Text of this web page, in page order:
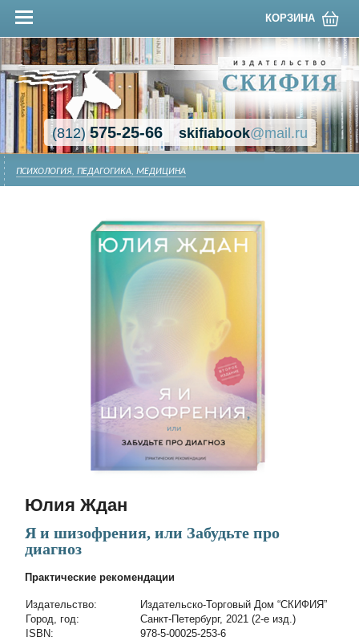
КОРЗИНА
(812)575-25-66 skifiabook@mail.ru
ПСИХОЛОГИЯ, ПЕДАГОГИКА, МЕДИЦИНА
Юлия Ждан
Я и шизофрения, или Забудьте про
диагноз
Практические рекомендации
Издательство:
Издательско-Торговый Дом “СКИФИЯ”
Город, год:
Санкт-Петербург, 2021 (2-е изд.)
ISBN:
978-5-00025-253-6